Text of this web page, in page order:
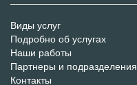
Меню
услуг
Виды услуг
Подробно об услугах
Наши работы
Партнеры и подразделения
Контакты